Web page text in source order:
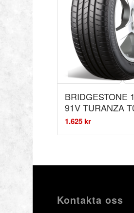
BRIDGESTONE
91V TURANZA
1.625kr
Kontakta oss